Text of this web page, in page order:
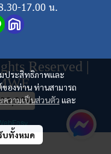
ประสิทธิภาพและ
องท่าน ท่านสามารถ
ความเป็นส่วนตัว และ
บทั้งหมด
17.00 น.
Reserved |